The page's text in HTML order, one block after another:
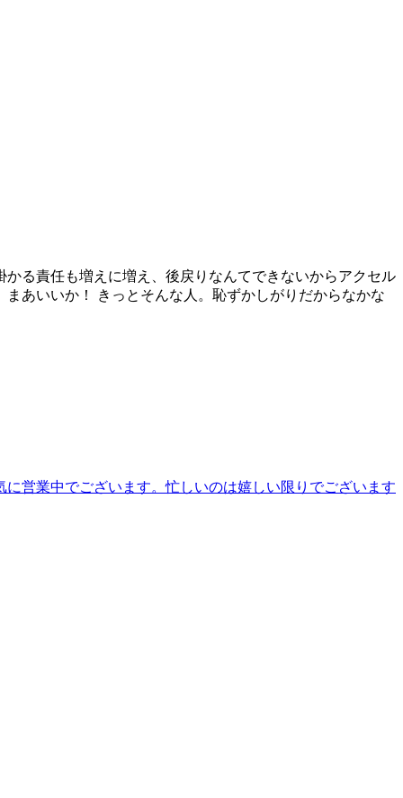
る責任も増えに増え、後戻りなんてできないからアクセル
あいいか！ きっとそんな人。恥ずかしがりだからなかな
営業中でございます。忙しいのは嬉しい限りでございます